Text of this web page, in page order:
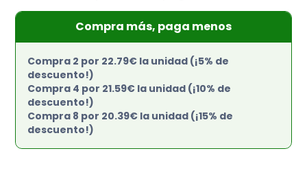
Compra más, paga menos
Compra 2 por 22.79€ la unidad (¡5% de
descuento!)
Compra 4 por 21.59€ la unidad (¡10% de
descuento!)
Compra 8 por 20.39€ la unidad (¡15% de
descuento!)